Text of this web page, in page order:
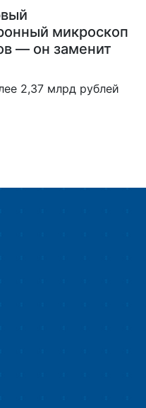
микроскоп
— он заменит
2,37 млрд рублей